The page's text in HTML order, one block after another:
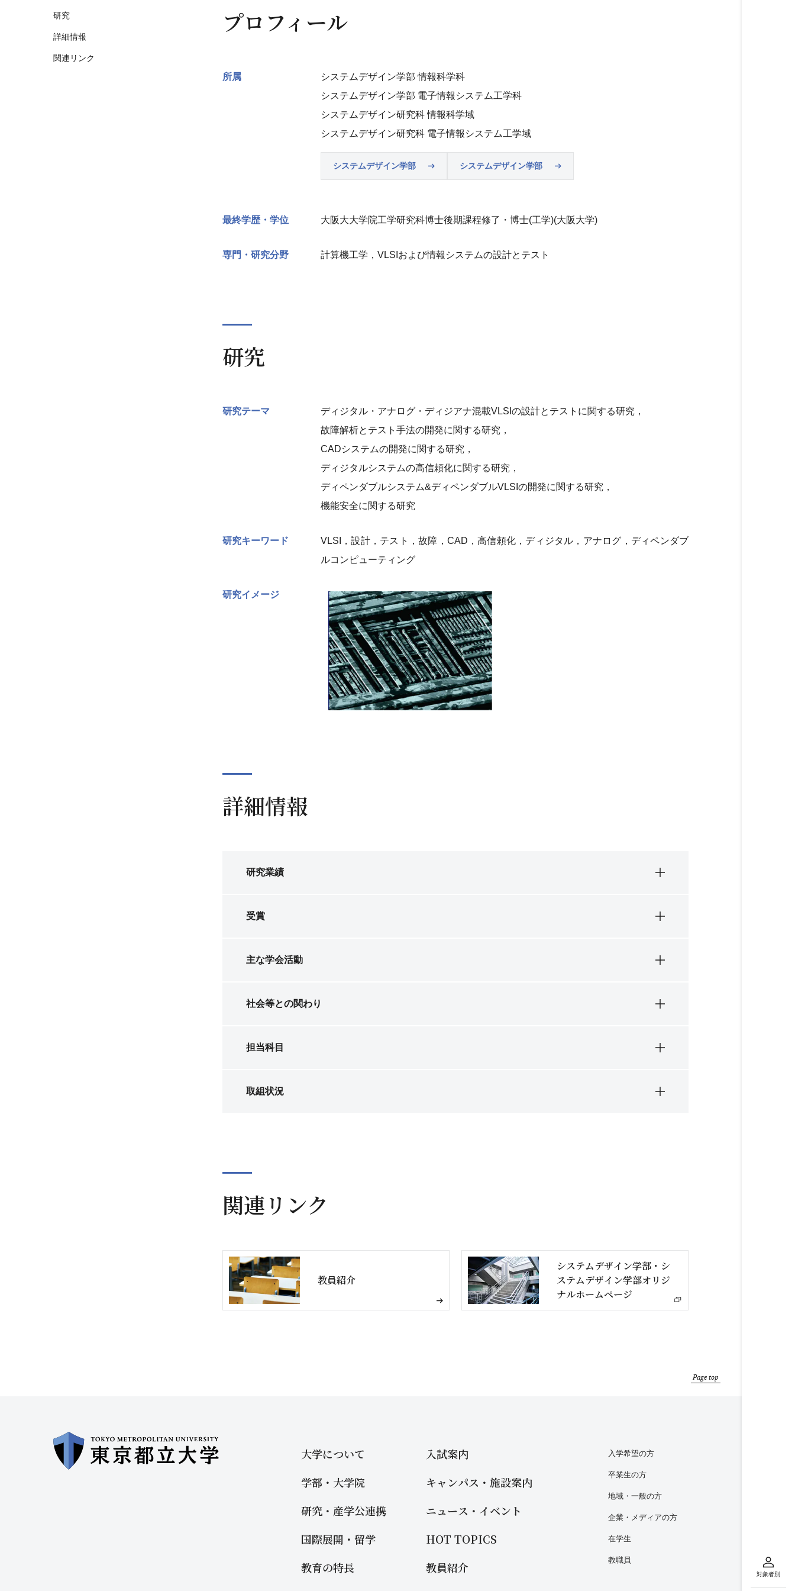
対象者別
プロフィール
所属
システムデザイン学部 情報科学科
システムデザイン学部 電子情報システム工学科
システムデザイン研究科 情報科学域
システムデザイン研究科 電子情報システム工学域
システムデザイン学部 システムデザイン学部
最終学歴・学位 大阪大大学院工学研究科博士後期課程修了・博士(工学)(大阪大学)
専門・研究分野 計算機工学，VLSIおよび情報システムの設計とテスト
研究
研究テーマ
ディジタル・アナログ・ディジアナ混載VLSIの設計とテストに関する研究，
故障解析とテスト手法の開発に関する研究，
CADシステムの開発に関する研究，
ディジタルシステムの高信頼化に関する研究，
ディペンダブルシステム&ディペンダブルVLSIの開発に関する研究，
機能安全に関する研究
研究キーワード
VLSI，設計，テスト，故障，CAD，高信頼化，ディジタル，アナログ，ディペンダブ
ルコンピューティング
研究イメージ
詳細情報
研究業績
受賞
主な学会活動
社会等との関わり
担当科目
取組状況
関連リンク
教員紹介
システムデザイン学部・シ
ステムデザイン学部オリジ
ナルホームページ
研究
詳細情報
関連リンク
Page top
大学について
学部・大学院
研究・産学公連携
国際展開・留学
教育の特長
入試案内
キャンパス・施設案内
ニュース・イベント
HOT TOPICS
教員紹介
入学希望の方
卒業生の方
地域・一般の方
企業・メディアの方
在学生
教職員